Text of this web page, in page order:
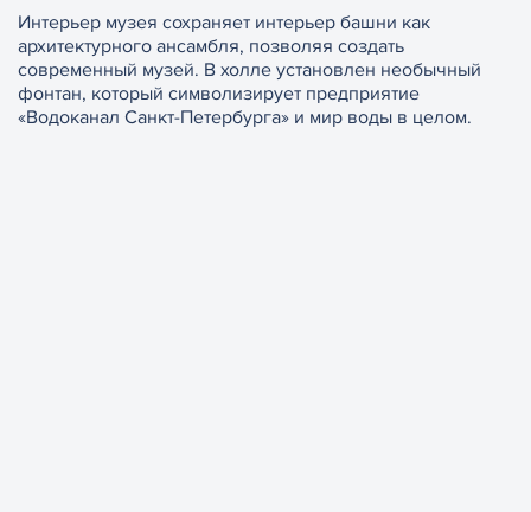
Интерьер музея сохраняет интерьер башни как
архитектурного ансамбля, позволяя создать
современный музей. В холле установлен необычный
фонтан, который символизирует предприятие
«Водоканал Санкт-Петербурга» и мир воды в целом.